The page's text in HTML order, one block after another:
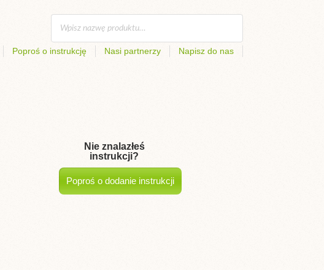
Poproś o instrukcję Nasi partnerzy Napisz do nas
Nie znalazłeś
instrukcji?
Poproś o dodanie instrukcji